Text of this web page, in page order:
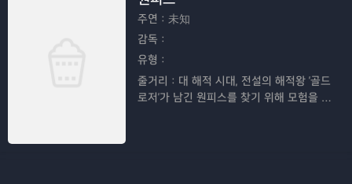
주연： 未知
감독：
유형：
줄거리： 대 해적 시대, 전설의 해적왕 '골드
로저'가 남긴 원피스를 찾기 위해 모험을 떠